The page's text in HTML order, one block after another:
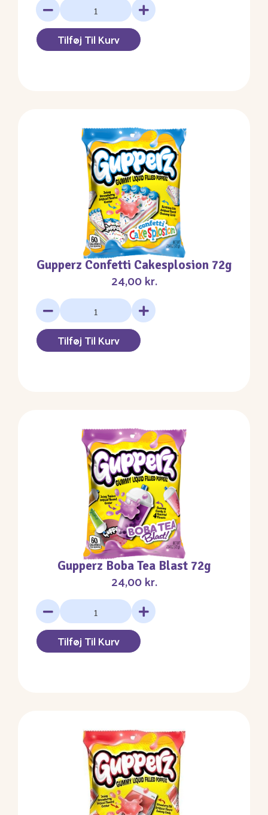
Tilføj Til Kurv
Gupperz Confetti Cakesplosion 72g
24,00kr.
Tilføj Til Kurv
Gupperz Boba Tea Blast 72g
24,00kr.
Tilføj Til Kurv